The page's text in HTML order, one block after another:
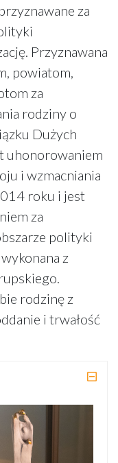
za
Przyznawana
powiatom,
za
rodziny o
Dużych
uhonorowaniem
i wzmacniania
roku i jest
za
polityki
z
rodzinę z
i trwałość